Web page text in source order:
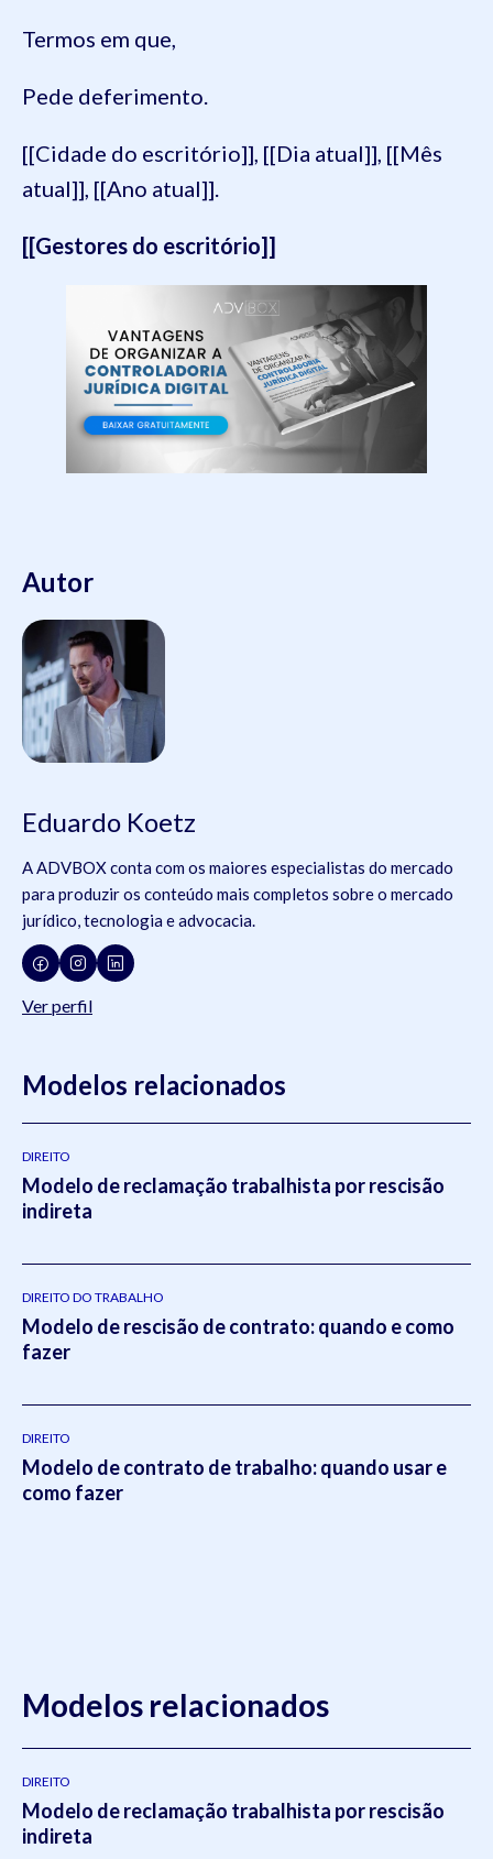
Termos em que,
Pede deferimento.
[[Cidade do escritório]], [[Dia atual]], [[Mês
atual]], [[Ano atual]].
[[Gestores do escritório]]
Autor
Eduardo Koetz
A ADVBOX conta com os maiores especialistas do mercado
para produzir os conteúdo mais completos sobre o mercado
jurídico, tecnologia e advocacia.
Ver perfil
Modelos relacionados
DIREITO
Modelo de reclamação trabalhista por rescisão
indireta
DIREITO DO TRABALHO
Modelo de rescisão de contrato: quando e como
fazer
DIREITO
Modelo de contrato de trabalho: quando usar e
como fazer
Modelos relacionados
DIREITO
Modelo de reclamação trabalhista por rescisão
indireta